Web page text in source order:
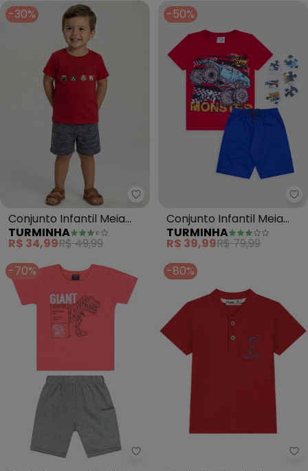
-30%
Turminha - Conjunto Infantil
Conjunto Infantil Meia
Malha Dog Vermelho
TURMINHA
R$ 34,99R$ 49,99
-50%
Conjunto Infantil Meia
Malha/Moletinho (Verm)
TURMINHA
R$ 39,99R$ 79,99
-70%
Guloseima - Conjunto com
-80%